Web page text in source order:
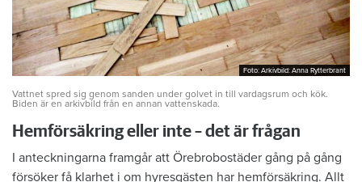
Foto: Arkivbild: Anna Rytterbrant
Foto: Arkivbild: Anna Rytterbrant
Vattnet spred sig genom sanden under golvet in till vardagsrum och kök.
Biden är en arkivbild från en annan vattenskada.
Hemförsäkring eller inte – det är frågan
I anteckningarna framgår att Örebrobostäder gång på gång
försöker få klarhet i om hyresgästen har hemförsäkring. Allt